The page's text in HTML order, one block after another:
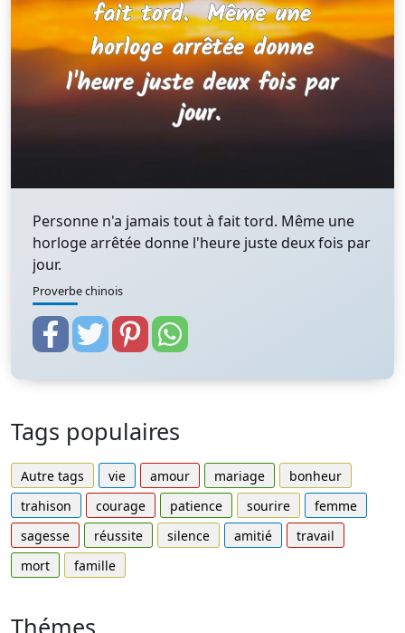
Personne n'a jamais tout à fait tord. Même une
horloge arrêtée donne l'heure juste deux fois par
jour.
Proverbe chinois
Tags populaires
Autre tags vie amour mariage
bonheur
trahison
courage patience sourire
femme
sagesse
réussite silence amitié
travail
mort
famille
Thémes